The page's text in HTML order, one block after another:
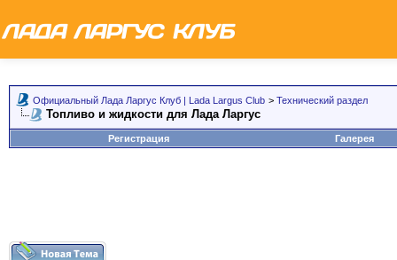
Официальный Лада Ларгус Клуб | Lada Largus Club > Технический раздел
Топливо и жидкости для Лада Ларгус
Регистрация Галерея